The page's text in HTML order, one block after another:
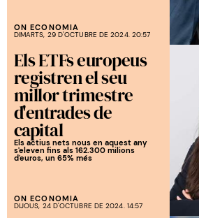
ON ECONOMIA
DIMARTS, 29 D'OCTUBRE DE 2024. 20:57
Els ETFs europeus
registren el seu
millor trimestre
d'entrades de
capital
Els actius nets nous en aquest any
s'eleven fins als 162.300 milions
d'euros, un 65% més
ON ECONOMIA
DIJOUS, 24 D'OCTUBRE DE 2024. 14:57